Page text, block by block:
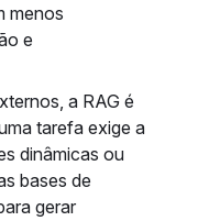
menos
e
a RAG é
tarefa exige a
dinâmicas ou
bases de
gerar